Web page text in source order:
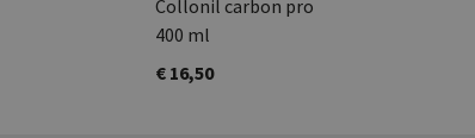
Collonil carbon pro
400 ml
€ 16,50